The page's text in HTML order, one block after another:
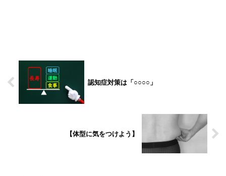
認知症対策は「○○○○」
【体型に気をつけよう】